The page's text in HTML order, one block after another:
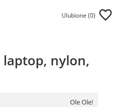
Ulubione (0)
laptop, nylon,
Ole Ole!